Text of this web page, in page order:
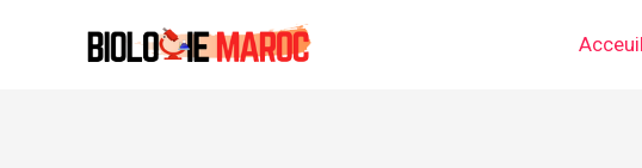
Acceuil